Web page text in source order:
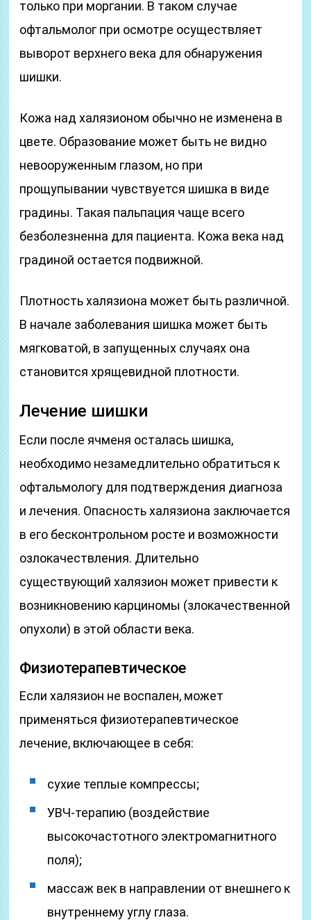
только при моргании. В таком случае
офтальмолог при осмотре осуществляет
выворот верхнего века для обнаружения
шишки.
Кожа над халязионом обычно не изменена в
цвете. Образование может быть не видно
невооруженным глазом, но при
прощупывании чувствуется шишка в виде
градины. Такая пальпация чаще всего
безболезненна для пациента. Кожа века над
градиной остается подвижной.
Плотность халязиона может быть различной.
В начале заболевания шишка может быть
мягковатой, в запущенных случаях она
становится хрящевидной плотности.
Лечение шишки
Если после ячменя осталась шишка,
необходимо незамедлительно обратиться к
офтальмологу для подтверждения диагноза
и лечения. Опасность халязиона заключается
в его бесконтрольном росте и возможности
озлокачествления. Длительно
существующий халязион может привести к
возникновению карциномы (злокачественной
опухоли) в этой области века.
Физиотерапевтическое
Если халязион не воспален, может
применяться физиотерапевтическое
лечение, включающее в себя:
сухие теплые компрессы;
УВЧ-терапию (воздействие
высокочастотного электромагнитного
поля);
массаж век в направлении от внешнего к
внутреннему углу глаза.